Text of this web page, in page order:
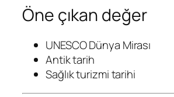
Öne çıkan değer
UNESCO Dünya Mirası
Antik tarih
Sağlık turizmi tarihi